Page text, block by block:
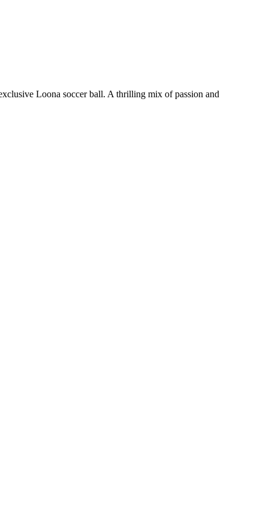
Loona soccer ball. A thrilling mix of passion and